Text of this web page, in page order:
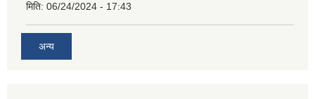
मिति: 06/24/2024 - 17:43
अन्य